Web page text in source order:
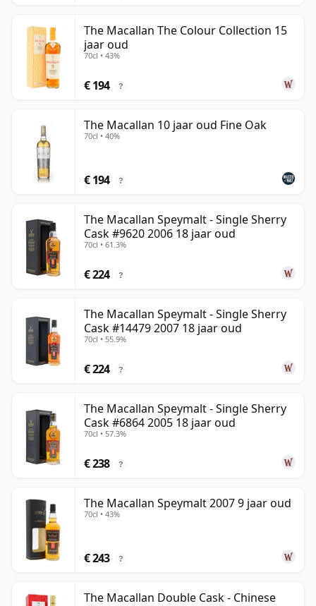
The Macallan The Colour Collection 15
jaar oud
70cl • 43%
€ 194 ?
The Macallan 10 jaar oud Fine Oak
70cl • 40%
€ 194 ?
The Macallan Speymalt - Single Sherry
Cask #9620 2006 18 jaar oud
70cl • 61.3%
€ 224 ?
The Macallan Speymalt - Single Sherry
Cask #14479 2007 18 jaar oud
70cl • 55.9%
€ 224 ?
The Macallan Speymalt - Single Sherry
Cask #6864 2005 18 jaar oud
70cl • 57.3%
€ 238 ?
The Macallan Speymalt 2007 9 jaar oud
70cl • 43%
€ 243 ?
The Macallan Double Cask - Chinese